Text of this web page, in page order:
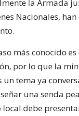
la Armada
Nacionales,
más conocido
por lo que la
un tema ya
una senda
debe